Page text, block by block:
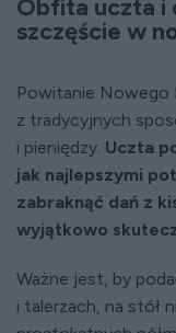
Obfita uczta i
szczęście w
Powitanie Nowego
z tradycyjnych
i pieniędzy. Uczta
jak najlepszymi
zabraknąć dań z
wyjątkowo
Ważne jest, by
i talerzach, na stół